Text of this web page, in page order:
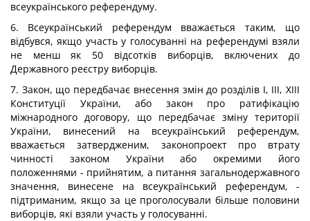
всеукраїнського референдуму.
6. Всеукраїнський референдум вважається таким, що
відбувся, якщо участь у голосуванні на референдумі взяли
не менш як 50 відсотків виборців, включених до
Державного реєстру виборців.
7. Закон, що передбачає внесення змін до розділів I, III, XIII
Конституції України, або закон про ратифікацію
міжнародного договору, що передбачає зміну території
України, винесений на всеукраїнський референдум,
вважається затвердженим, законопроект про втрату
чинності законом України або окремими його
положеннями - прийнятим, а питання загальнодержавного
значення, винесене на всеукраїнський референдум, -
підтриманим, якщо за це проголосували більше половини
виборців, які взяли участь у голосуванні.